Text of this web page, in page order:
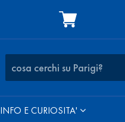
INFO E CURIOSITA'